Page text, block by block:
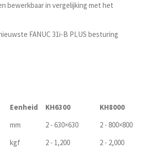
bewerkbaar in vergelijking met het
FANUC 31i-B PLUS besturing
Eenheid KH6300
KH8000
mm 2 - 630×630
2 - 800×800
kgf 2 - 1,200
2 - 2,000